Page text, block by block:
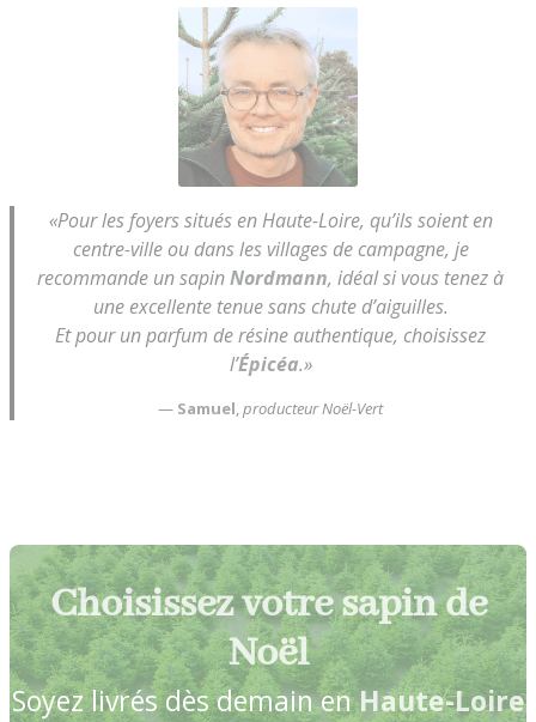
«Pour les foyers situés en Haute-Loire, qu’ils soient en
centre-ville ou dans les villages de campagne, je
recommande un sapinNordmann, idéal si vous tenez à
une excellente tenue sans chute d’aiguilles.
Et pour un parfum de résine authentique, choisissez
l’Épicéa.»
— Samuel,producteur Noël-Vert
Choisissez votre sapin de
Noël
Soyez livrés dès demain enHaute-Loire